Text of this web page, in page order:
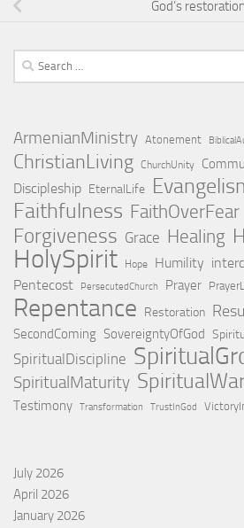
God’s restoration
Search
for:
ArmenianMinistry Atonement
ChristianLiving ChurchUnity
Discipleship EternalLife
Faithfulness FaithOverFear
Forgiveness Grace Healing
HolySpirit Hope Humility
Pentecost PersecutedChurch Prayer
Repentance Restoration
SecondComing SovereigntyOfGod
SpiritualDiscipline
SpiritualMaturity
Testimony Transformation TrustInGod
July 2026
April 2026
January 2026